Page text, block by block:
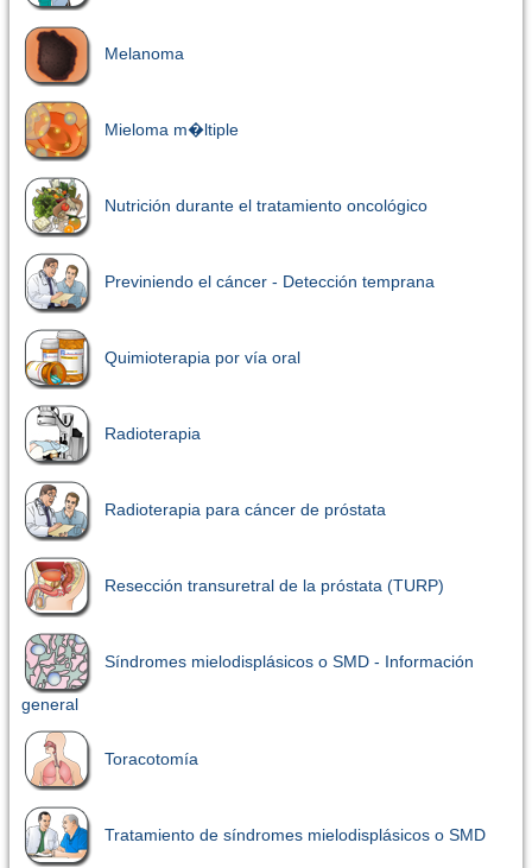
Melanoma
Mieloma m�ltiple
Nutrición durante el tratamiento oncológico
Previniendo el cáncer - Detección temprana
Quimioterapia por vía oral
Radioterapia
Radioterapia para cáncer de próstata
Resección transuretral de la próstata (TURP)
Síndromes mielodisplásicos o SMD - Información
general
Toracotomía
Tratamiento de síndromes mielodisplásicos o SMD